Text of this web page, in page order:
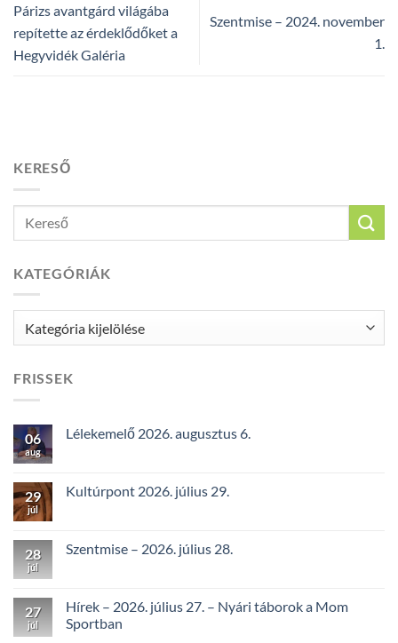
Párizs avantgárd világába
repítette az érdeklődőket a
Hegyvidék Galéria
Szentmise – 2024. november
1.
KERESŐ
KATEGÓRIÁK
FRISSEK
06
aug
Lélekemelő 2026. augusztus 6.
29
júl
Kultúrpont 2026. július 29.
28
júl
Szentmise – 2026. július 28.
27
júl
Hírek – 2026. július 27. – Nyári táborok a Mom
Sportban